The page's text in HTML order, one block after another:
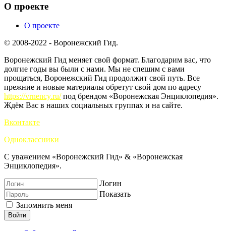
О проекте
О проекте
© 2008-2022 - Воронежский Гид.
Воронежский Гид меняет свой формат. Благодарим вас, что
долгие годы вы были с нами. Мы не спешим с вами
прощаться, Воронежский Гид продолжит свой путь. Все
прежние и новые материалы обретут свой дом по адресу
https://vrnency.ru/под брендом «Воронежская Энциклопедия».
Ждём Вас в наших социальных группах и на сайте.
Вконтакте
Одноклассники
С уважением «Воронежский Гид» & «Воронежская
Энциклопедия».
Логин
Показать
Запомнить меня
Войти